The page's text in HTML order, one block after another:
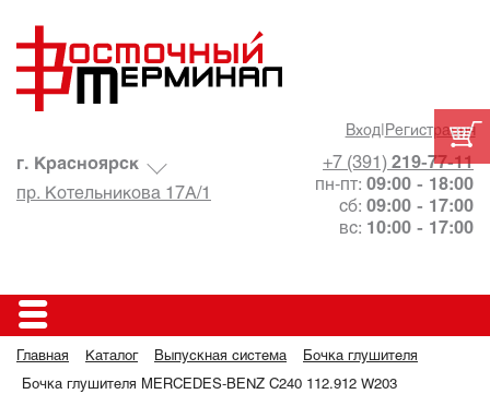
Вход| Регистрация
+7 (391) 219-77-11
пн-пт: 09:00 - 18:00
сб: 09:00 - 17:00
вс: 10:00 - 17:00
г. Красноярск
пр. Котельникова 17А/1
Главная Каталог Выпускная система Бочка глушителя
Бочка глушителя MERCEDES-BENZ C240 112.912 W203